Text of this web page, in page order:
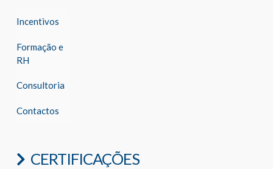
Incentivos
Formação e
RH
Consultoria
Contactos
CERTIFICAÇÕES